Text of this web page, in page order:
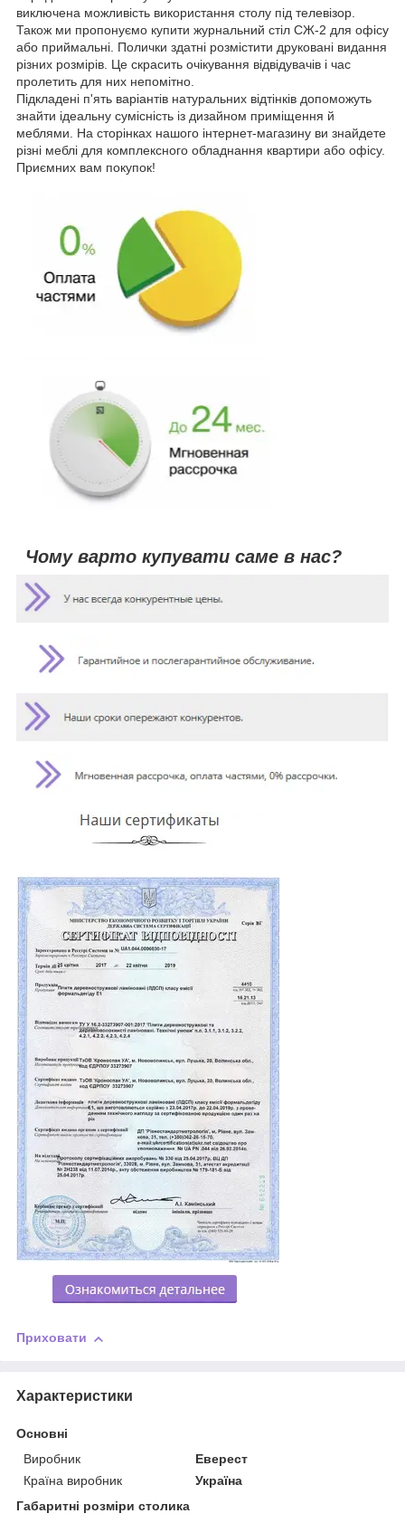
виключена можливість використання столу під телевізор.
Також ми пропонуємо купити журнальний стіл СЖ-2 для офісу
або приймальні. Полички здатні розмістити друковані видання
різних розмірів. Це скрасить очікування відвідувачів і час
пролетить для них непомітно.
Підкладені п'ять варіантів натуральних відтінків допоможуть
знайти ідеальну сумісність із дизайном приміщення й
меблями. На сторінках нашого інтернет-магазину ви знайдете
різні меблі для комплексного обладнання квартири або офісу.
Приємних вам покупок!
Чому варто купувати саме в нас?
Приховати
Характеристики
Основні
Виробник
Еверест
Країна виробник
Україна
Габаритні розміри столика